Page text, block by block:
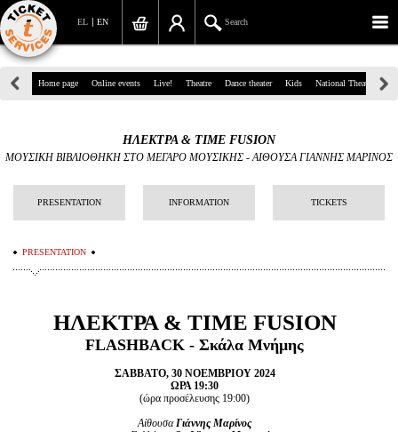
EN
EL Search
39, Panepistimiou Str, Athens
info@ticketservices.gr
Search
Sign up/Sign in
Personal Data
Είσοδος διαχειριστή
Home page Online events Live! Theatre Dance theater Kids National Theatre
ΗΛΕΚΤΡΑ & TIME FUSION
ΜΟΥΣΙΚΗ ΒΙΒΛΙΟΘΗΚΗ ΣΤΟ ΜΕΓΑΡΟ ΜΟΥΣΙΚΗΣ -ΑΙΘΟΥΣΑ ΓΙΑΝΝΗΣ ΜΑΡΙΝΟΣ
PRESENTATION INFORMATION TICKETS
PRESENTATION
ΗΛΕΚΤΡΑ & TIME FUSION
FLASHBACK - Σκάλα Μνήμης
ΣΑΒΒΑΤΟ, 30 ΝΟΕΜΒΡΙΟΥ 2024
ΩΡΑ 19:30
(ώρα προσέλευσης 19:00)
ΑίθουσαΓιάννης Μαρίνος